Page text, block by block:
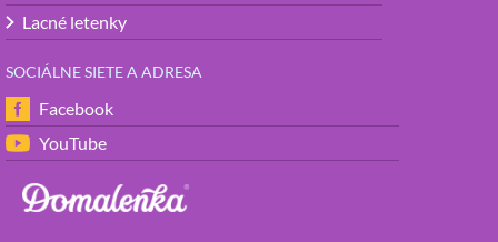
Lacné letenky
SOCIÁLNE SIETE A ADRESA
Facebook
YouTube